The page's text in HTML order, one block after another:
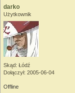
darko
Użytkownik
Skąd: Łódź
Dołączył: 2005-06-04
Offline